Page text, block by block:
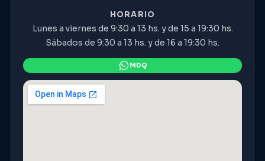
HORARIO
Lunes a viernes de 9:30 a 13 hs. y de 15 a 19:30 hs.
Sábados de 9:30 a 13 hs. y de 16 a 19:30 hs.